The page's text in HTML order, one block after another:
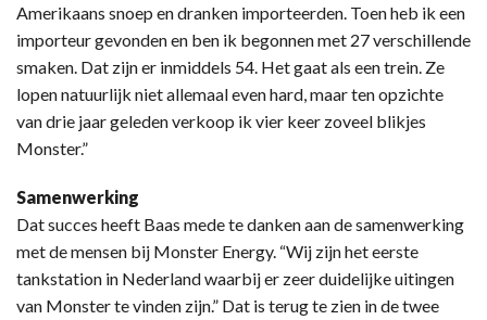
Amerikaans snoep en dranken importeerden. Toen heb ik een
importeur gevonden en ben ik begonnen met 27 verschillende
smaken. Dat zijn er inmiddels 54. Het gaat als een trein. Ze
lopen natuurlijk niet allemaal even hard, maar ten opzichte
van drie jaar geleden verkoop ik vier keer zoveel blikjes
Monster.”
Samenwerking
Dat succes heeft Baas mede te danken aan de samenwerking
met de mensen bij Monster Energy. “Wij zijn het eerste
tankstation in Nederland waarbij er zeer duidelijke uitingen
van Monster te vinden zijn.” Dat is terug te zien in de twee